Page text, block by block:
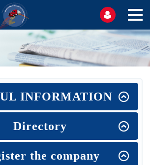
INFORMATION
Directory
the company